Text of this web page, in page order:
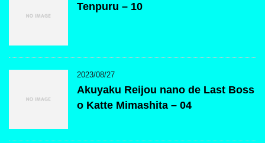
Tenpuru – 10
2023/08/27
Akuyaku Reijou nano de Last Boss
o Katte Mimashita – 04